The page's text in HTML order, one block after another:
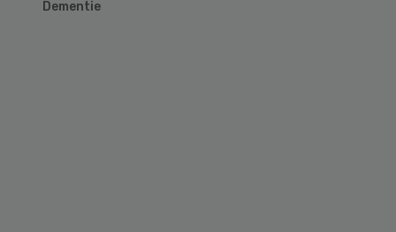
Dementie